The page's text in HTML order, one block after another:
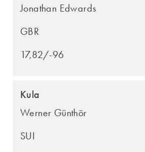
Jonathan Edwards
GBR
17,82/-96
Kula
Werner Günthör
SUI